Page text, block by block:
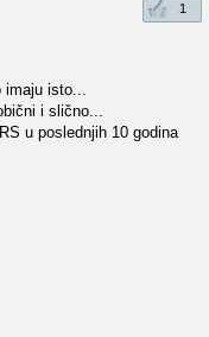
1
imaju isto...
i slično...
u poslednjih 10 godina